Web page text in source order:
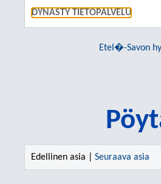
DYNASTY TIETOPALVELU
Etel�-Savon
Edellinen asia | Seuraava asia